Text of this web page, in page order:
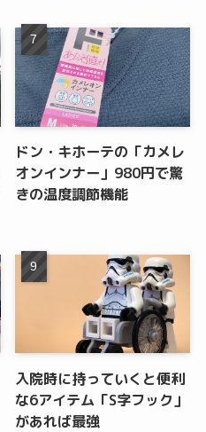
ドン・キホーテの「カメレ
オンインナー」980円で驚
きの温度調節機能
入院時に持っていくと便利
な6アイテム「S字フック」
があれば最強